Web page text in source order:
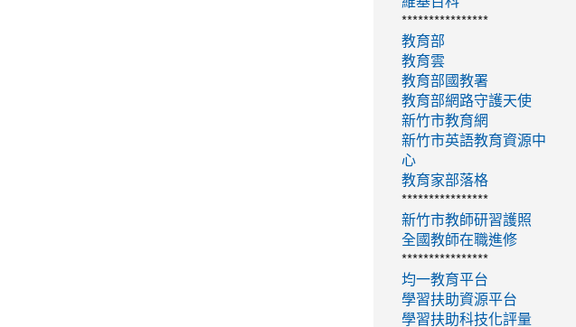
****************
教育部
教育雲
教育部國教署
教育部網路守護天使
新竹市教育網
新竹市英語教育資源中
心
教育家部落格
****************
新竹市教師研習護照
全國教師在職進修
****************
均一教育平台
學習扶助資源平台
學習扶助科技化評量